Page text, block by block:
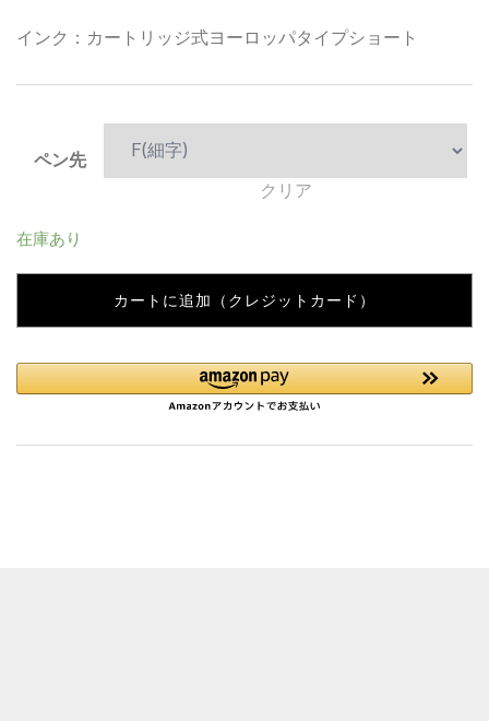
インク：カートリッジ式ヨーロッパタイプショート
ペン先
クリア
在庫あり
カートに追加（クレジットカード）